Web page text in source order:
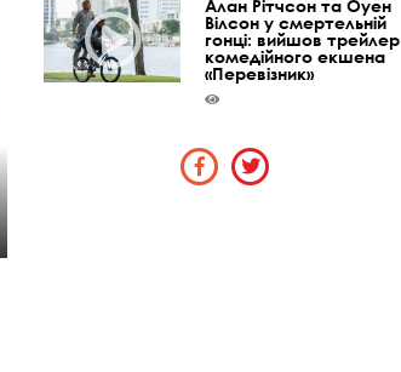
Алан Рітчсон та Оуен
Вілсон у смертельній
гонці: вийшов трейлер
комедійного екшена
«Перевізник»